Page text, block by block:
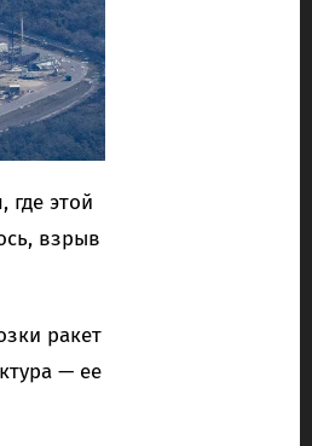
где этой
взрыв
ракет
— ее